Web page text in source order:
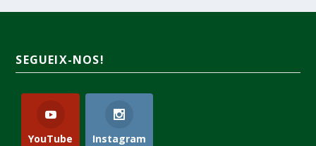
SEGUEIX-NOS!
YouTube Instagram